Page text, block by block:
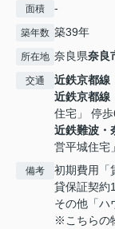
面積 -
築年数 築39年
所在地 奈良県奈良
交通 近鉄京都線
近鉄京都線
住宅」 停
近鉄難波・
営平城住宅
備考
初期費用「
貸保証契約
その他「ハ
※こちらの